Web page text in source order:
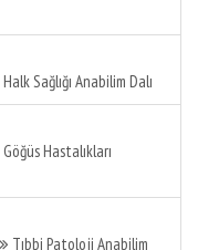
Halk Sağlığı Anabilim Dalı
Göğüs Hastalıkları
Tıbbi Patoloji Anabilim